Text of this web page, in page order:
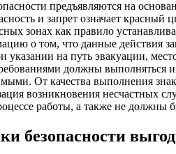
предъявляются на
и запрет означает
зонах как правило
о том, что данные действия
указании на путь эвакуации,
должны
От качества выполнения
возникновения несчастных
работы, а также не должны
безопасности